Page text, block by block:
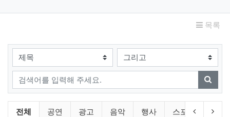
목록
검색대상
검색어
검색
Gallery 분류 목록
전체 공연 광고 음악 행사 스포츠 음식
이전 분류
다